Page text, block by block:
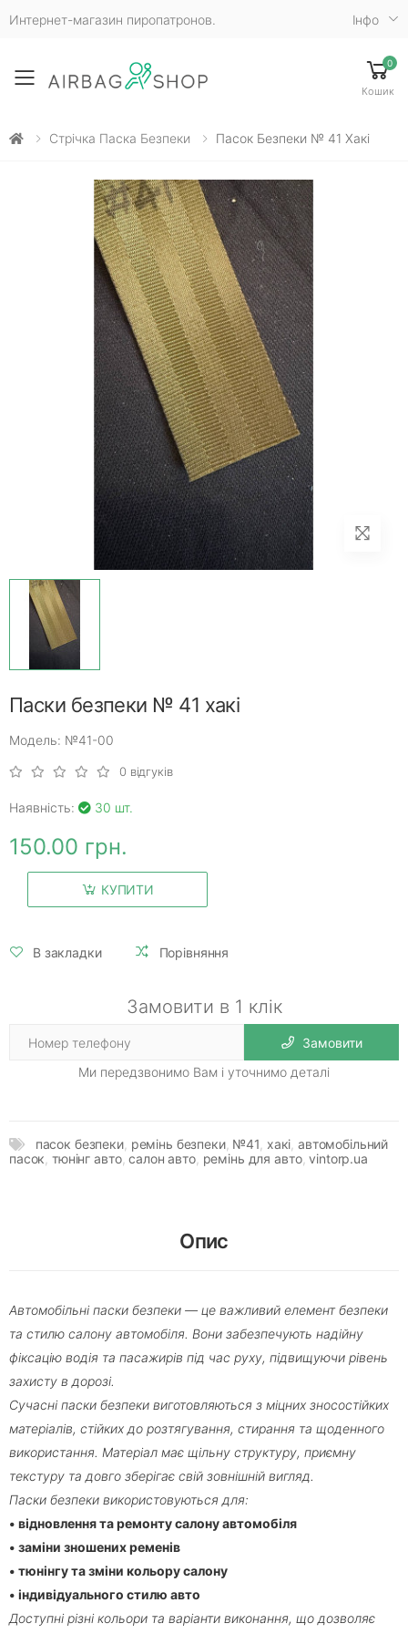
Интернет-магазин пиропатронов. Iнфо
Toggle mobile menu
0
Кошик
Стрічка Паска Безпеки Пасок Безпеки № 41 Хакі
Паски безпеки № 41 хакі
Модель: №41-00
0 відгуків
Наявність: 30 шт.
150.00 грн.
КУПИТИ
В закладки Порівняння
Замовити в 1 клік
Замовити
Ми передзвонимо Вам і уточнимо деталі
пасок безпеки, ремінь безпеки, №41 хакі автомобільний
пасок ,тюнінг авто,салон авто, ремінь для авто,vintorp.ua
Опис
Автомобільні паски безпеки — це важливий елемент безпеки
та стилю салону автомобіля. Вони забезпечують надійну
фіксацію водія та пасажирів під час руху, підвищуючи рівень
захисту в дорозі.
Сучасні паски безпеки виготовляються з міцних зносостійких
матеріалів, стійких до розтягування, стирання та щоденного
використання. Матеріал має щільну структуру, приємну
текстуру та довго зберігає свій зовнішній вигляд.
Паски безпеки використовуються для:
• відновлення та ремонту салону автомобіля
• заміни зношених ременів
• тюнінгу та зміни кольору салону
• індивідуального стилю авто
Доступні різні кольори та варіанти виконання, що дозволяє